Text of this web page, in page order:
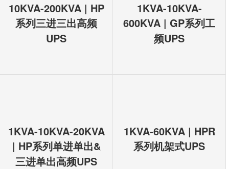
10KVA-200KVA | HP
系列三进三出高频
UPS
1KVA-10KVA-
600KVA | GP系列工
频UPS
1KVA-10KVA-20KVA
| HP系列单进单出&
三进单出高频UPS
1KVA-60KVA | HPR
系列机架式UPS